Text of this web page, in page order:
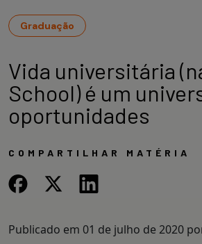
Graduação
Vida universitária
School) é um
oportunidades
COMPARTILHAR MATÉRIA
Publicado em 01 de julho de 2020